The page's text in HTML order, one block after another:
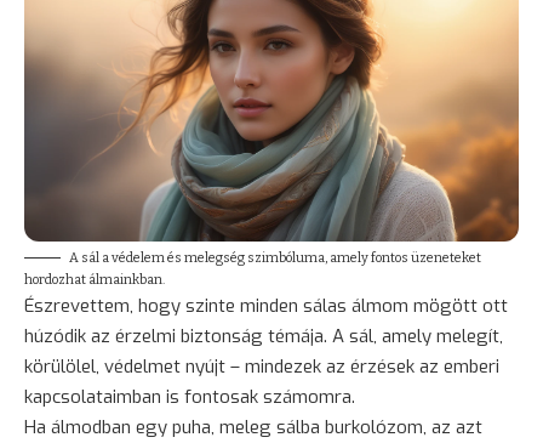
A sál a védelem és melegség szimbóluma, amely fontos üzeneteket
hordozhat álmainkban.
Észrevettem, hogy szinte minden sálas álmom mögött ott
húzódik az érzelmi biztonság témája. A sál, amely melegít,
körülölel, védelmet nyújt – mindezek az érzések az emberi
kapcsolataimban is fontosak számomra.
Ha álmodban egy puha, meleg sálba burkolózom, az azt